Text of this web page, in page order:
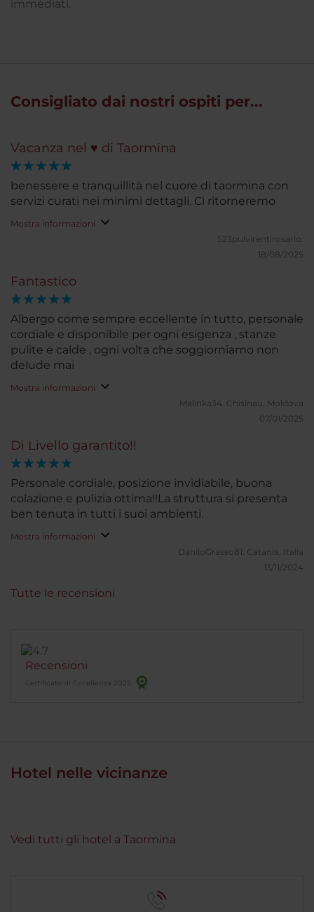
immediati.
Consigliato dai nostri ospiti per...
Vacanza nel ♥️ di Taormina
benessere e tranquillità nel cuore di taormina con
servizi curati nei minimi dettagli. Ci ritorneremo
Mostra informazioni
523pulvirentirosario.
18/08/2025
Fantastico
Albergo come sempre eccellente in tutto, personale
cordiale e disponibile per ogni esigenza , stanze
pulite e calde , ogni volta che soggiorniamo non
delude mai
Mostra informazioni
Malinka34. Chisinau, Moldova
07/01/2025
Di Livello garantito!!
Personale cordiale, posizione invidiabile, buona
colazione e pulizia ottima!!La struttura si presenta
ben tenuta in tutti i suoi ambienti.
Mostra informazioni
DaniloGrasso81. Catania, Italia
13/11/2024
Recensioni
Certificato di Eccellenza 2025
Tutte le recensioni
Hotel nelle vicinanze
Vedi tutti gli hotel a Taormina